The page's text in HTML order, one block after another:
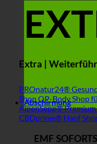
Extra |
PROnatur24®
ShopOP-Body Shop
AlpenSepp® Premium
CBDprime® Hanf
Abschirmung
EMF